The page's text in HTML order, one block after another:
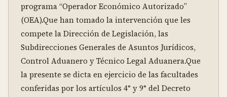
programa “Operador Económico Autorizado”
(OEA).Que han tomado la intervención que les
compete la Dirección de Legislación, las
Subdirecciones Generales de Asuntos Jurídicos,
Control Aduanero y Técnico Legal Aduanera.Que
la presente se dicta en ejercicio de las facultades
conferidas por los artículos 4° y 9° del Decreto